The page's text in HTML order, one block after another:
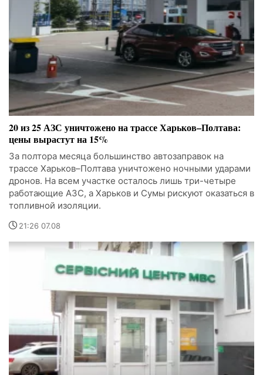
20 из 25 АЗС уничтожено на трассе Харьков–Полтава:
цены вырастут на 15%
За полтора месяца большинство автозаправок на
трассе Харьков–Полтава уничтожено ночными ударами
дронов. На всем участке осталось лишь три-четыре
работающие АЗС, а Харьков и Сумы рискуют оказаться в
топливной изоляции.
21:26 07.08